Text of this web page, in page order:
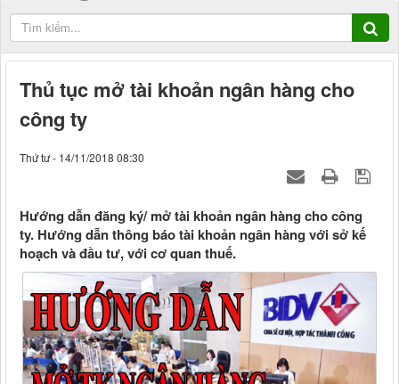
Thủ tục mở tài khoản ngân hàng cho
công ty
Thứ tư - 14/11/2018 08:30
Hướng dẫn đăng ký/ mở tài khoản ngân hàng cho công
ty. Hướng dẫn thông báo tài khoản ngân hàng với sở kế
hoạch và đầu tư, với cơ quan thuế.